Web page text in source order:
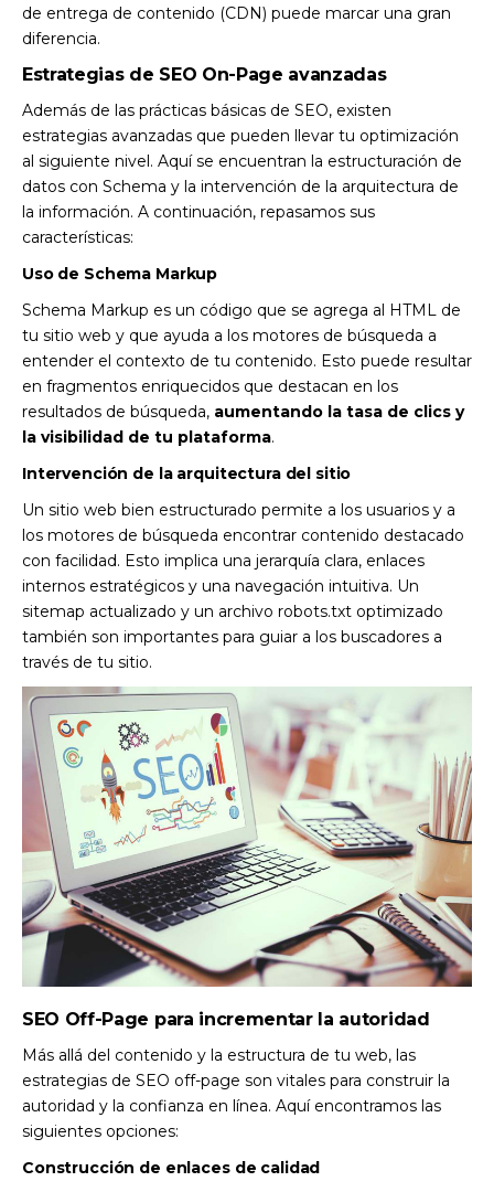
de entrega de contenido (CDN) puede marcar una gran
diferencia.
Estrategias de SEO On-Page avanzadas
Además de las prácticas básicas de SEO, existen
estrategias avanzadas que pueden llevar tu optimización
al siguiente nivel. Aquí se encuentran la estructuración de
datos con Schema y la intervención de la arquitectura de
la información. A continuación, repasamos sus
características:
Uso de Schema Markup
Schema Markup es un código que se agrega al HTML de
tu sitio web y que ayuda a los motores de búsqueda a
entender el contexto de tu contenido. Esto puede resultar
en fragmentos enriquecidos que destacan en los
resultados de búsqueda, aumentando la tasa de clics y
la visibilidad de tu plataforma.
Intervención de la arquitectura del sitio
Un sitio web bien estructurado permite a los usuarios y a
los motores de búsqueda encontrar contenido destacado
con facilidad. Esto implica una jerarquía clara, enlaces
internos estratégicos y una navegación intuitiva. Un
sitemap actualizado y un archivo robots.txt optimizado
también son importantes para guiar a los buscadores a
través de tu sitio.
SEO Off-Page para incrementar la autoridad
Más allá del contenido y la estructura de tu web, las
estrategias de SEO off-page son vitales para construir la
autoridad y la confianza en línea. Aquí encontramos las
siguientes opciones:
Construcción de enlaces de calidad